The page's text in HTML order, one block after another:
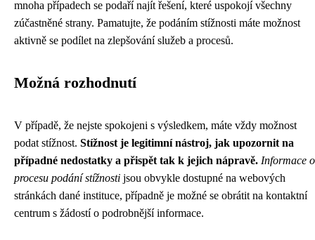
mnoha případech se podaří najít řešení, které uspokojí všechny
zúčastněné strany. Pamatujte, že podáním stížnosti máte možnost
aktivně se podílet na zlepšování služeb a procesů.
Možná rozhodnutí
V případě, že nejste spokojeni s výsledkem, máte vždy možnost
podat stížnost. Stížnost je legitimní nástroj, jak upozornit na
případné nedostatky a přispět tak k jejich nápravě. Informace o
procesu podání stížnosti jsou obvykle dostupné na webových
stránkách dané instituce, případně je možné se obrátit na kontaktní
centrum s žádostí o podrobnější informace.